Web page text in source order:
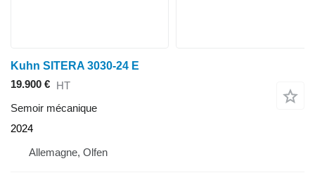
Kuhn SITERA 3030-24 E
19.900 € HT
Semoir mécanique
2024
Allemagne, Olfen